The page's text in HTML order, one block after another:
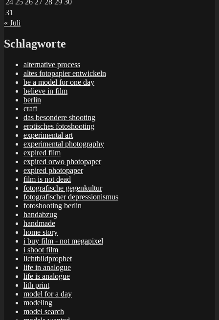
31
« Juli
Schlagworte
alternative process
altes fotopapier entwickeln
be a model for one day
believe in film
berlin
craft
das besondere shooting
erotisches fotoshooting
experimental art
experimental photography
expired film
expired orwo photopaper
expired photopaper
film is not dead
fotografische gegenkultur
fotografischer depressionismus
fotoshooting berlin
handabzug
handmade
home story
i buy film - not megapixel
i shoot film
lichtbildprophet
life in analogue
life is analogue
lith print
model for a day
modeling
model search